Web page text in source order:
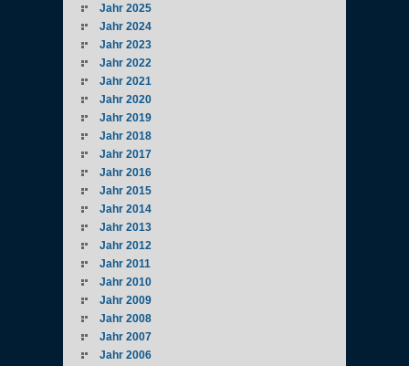
Jahr 2025
Jahr 2024
Jahr 2023
Jahr 2022
Jahr 2021
Jahr 2020
Jahr 2019
Jahr 2018
Jahr 2017
Jahr 2016
Jahr 2015
Jahr 2014
Jahr 2013
Jahr 2012
Jahr 2011
Jahr 2010
Jahr 2009
Jahr 2008
Jahr 2007
Jahr 2006